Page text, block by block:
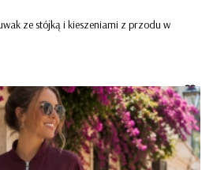
ze stójką i kieszeniami z przodu w